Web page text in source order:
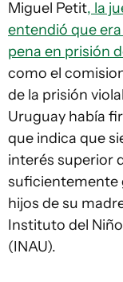
Miguel Petit, la
entendió que
pena en prisión
como el
de la prisión
Uruguay había
que indica que
interés superior
suficientemente
hijos de su
Instituto del
(INAU).